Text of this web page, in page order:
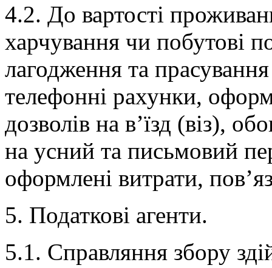
4.2. До вартості
харчування чи побутові
лагодження та
телефонні рахунки,
дозволів на в’їзд (віз),
на усний та письмовий
оформлені витрати,
5. Податкові агенти.
5.1. Справляння збору